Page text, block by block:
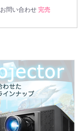
お問い合わせ 完売